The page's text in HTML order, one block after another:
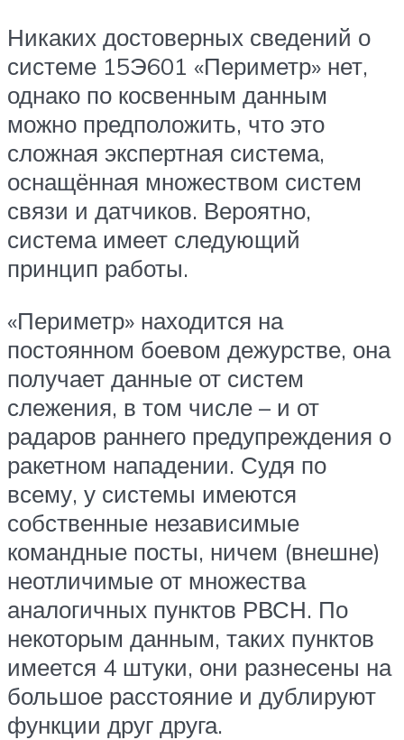
Никаких достоверных сведений о
системе 15Э601 «Периметр» нет,
однако по косвенным данным
можно предположить, что это
сложная экспертная система,
оснащённая множеством систем
связи и датчиков. Вероятно,
система имеет следующий
принцип работы.
«Периметр» находится на
постоянном боевом дежурстве, она
получает данные от систем
слежения, в том числе – и от
радаров раннего предупреждения о
ракетном нападении. Судя по
всему, у системы имеются
собственные независимые
командные посты, ничем (внешне)
неотличимые от множества
аналогичных пунктов РВСН. По
некоторым данным, таких пунктов
имеется 4 штуки, они разнесены на
большое расстояние и дублируют
функции друг друга.